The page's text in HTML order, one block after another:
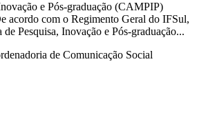
e Pós-graduação (CAMPIP)
com o Regimento Geral do IFSul,
Pesquisa, Inovação e Pós-graduação...
de Comunicação Social